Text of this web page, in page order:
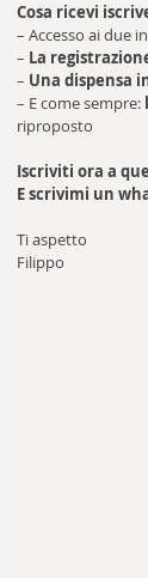
Cosa ricevi
– Accesso ai due
– La
– Una dispensa
– E come sempre:
riproposto
Iscriviti ora a
E scrivimi un
Ti aspetto
Filippo